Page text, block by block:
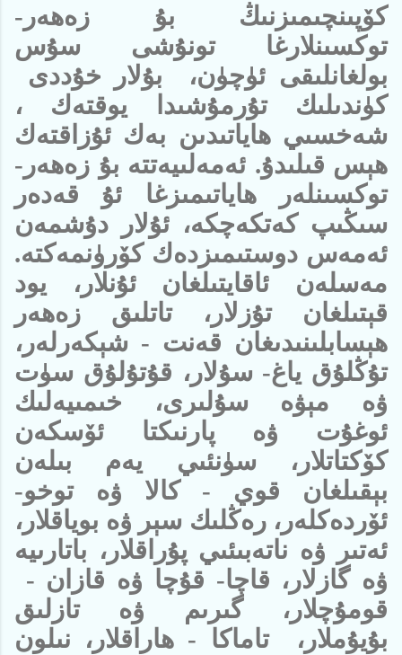
كۆپىنچىمىزنىڭ بۇ زەھەر-
توكسىنلارغا تونۇشى سۇس
بولغانلىقى ئۈچۈن، بۇلار خۇددى
كۈندىلىك تۇرمۇشىدا يوقتەك ،
شەخسىي ھاياتىدىن بەك ئۇزاقتەك
ھېس قىلىدۇ. ئەمەلىيەتتە بۇ زەھەر-
توكسىنلەر ھاياتىمىزغا ئۇ قەدەر
سىڭىپ كەتكەچكە، ئۇلار دۇشمەن
ئەمەس دوستىمىزدەك كۆرۈنمەكتە.
مەسلەن ئاقايتىلغان ئۇنلار، يود
قېتىلغان تۇزلار، تاتلىق زەھەر
ھېسابلىنىدىغان قەنت - شېكەرلەر،
تۇڭلۇق ياغ- سۇلار، قۇتۇلۇق سۈت
ۋە مېۋە سۇلىرى، خىمىيەلىك
ئوغۇت ۋە پارنىكتا ئۆسكەن
كۆكتاتلار، سۈنئىي يەم بىلەن
بېقىلغان قوي - كالا ۋە توخو-
ئۆردەكلەر، رەڭلىك سېر ۋە بوياقلار،
ئەتىر ۋە ناتەبىئىي پۇراقلار، باتارىيە
ۋە گازلار، قاچا- قۇچا ۋە قازان -
قومۇچلار، گىرىم ۋە تازلىق
بۇيۇملار، تاماكا - ھاراقلار، نىلون